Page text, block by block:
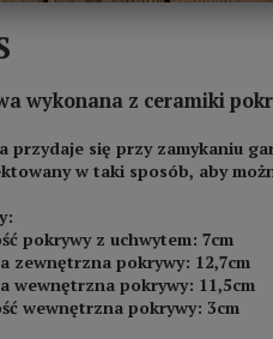
wykonana z ceramiki
przydaje się przy zamykaniu
w taki sposób, aby
pokrywy z uchwytem: 7cm
zewnętrzna pokrywy: 12,7cm
wewnętrzna pokrywy: 11,5cm
wewnętrzna pokrywy: 3cm